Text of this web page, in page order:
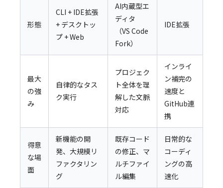
形態
CLI + IDE拡張
+ デスクトッ
プ + Web
AI内蔵型エ
ディタ
（VS Code
Fork）
IDE拡張
最大
の強
み
自律的なタス
ク実行
プロジェク
ト全体を理
解した文脈
対応
インライ
ン補完の
速度と
GitHub連
携
得意
な場
面
新機能の開
発、大規模リ
ファクタリン
グ
既存コード
の修正、マ
ルチファイ
ル編集
日常的な
コーディ
ングの高
速化